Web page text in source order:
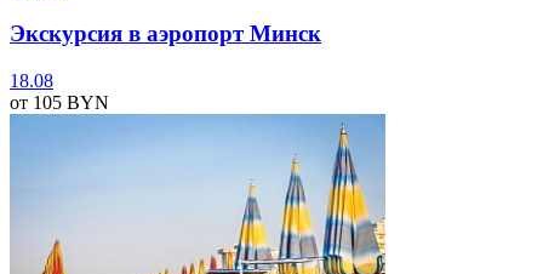
Экскурсия в аэропорт Минск
18.08
от 105 BYN